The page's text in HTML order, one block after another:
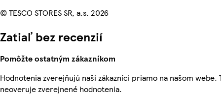
© TESCO STORES SR, a.s. 2026
Zatiaľ bez recenzií
Pomôžte ostatným zákazníkom
Hodnotenia zverejňujú naši zákazníci priamo na našom webe.
neoveruje zverejnené hodnotenia.